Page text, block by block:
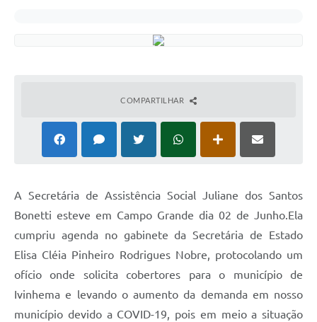
COMPARTILHAR
A Secretária de Assistência Social Juliane dos Santos
Bonetti esteve em Campo Grande dia 02 de Junho.Ela
cumpriu agenda no gabinete da Secretária de Estado
Elisa Cléia Pinheiro Rodrigues Nobre, protocolando um
ofício onde solicita cobertores para o município de
Ivinhema e levando o aumento da demanda em nosso
município devido a COVID-19, pois em meio a situação